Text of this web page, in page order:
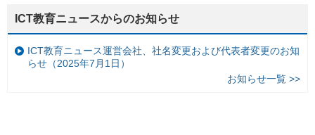
ICT教育ニュースからのお知らせ
ICT教育ニュース運営会社、社名変更および代表者変更のお知
らせ（2025年7月1日）
お知らせ一覧 >>